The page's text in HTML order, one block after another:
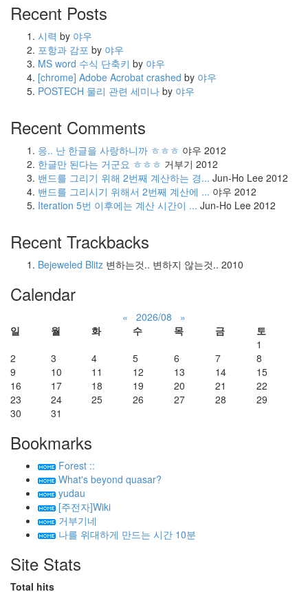
Recent Posts
시력 by 야우
포항과 감포 by 야우
MS word 수식 단축키 by 야우
[chrome] Adobe Acrobat crashed by 야우
POSTECH 물리 관련 세미나 by 야우
Recent Comments
응.. 난 한글을 사랑하니까 ㅎㅎㅎ 야우 2012
한글만 된다는 거군요 ㅎㅎㅎ 거부기 2012
밴드를 그리기 위해 2번째 계산하는 경... Jun-Ho Lee 2012
밴드를 그리시기 위해서 2번째 계산에 ... 야우 2012
Iteration 5번 이후에는 계산 시간이 ... Jun-Ho Lee 2012
Recent Trackbacks
Bejeweled Blitz 변하는것.. 변하지 않는것.. 2010
Calendar
« 2026/08
»
일
월 화 수 목 금
토
1
2
3 4 5 6 7
8
9
10 11 12 13 14
15
16
17 18 19 20 21
22
23
24 25 26 27 28
29
30
31
Bookmarks
Forest ::
What's beyond quasar?
yudau
[주전자]Wiki
거부기네
나를 위대하게 만드는 시간 10분
Site Stats
Total hits